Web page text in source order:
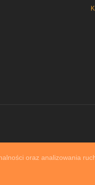
oraz analizowania